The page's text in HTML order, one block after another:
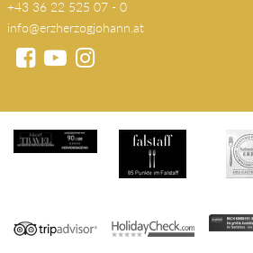
A-8990 Bad Aussee
+43 36 22 525 07 - 0
info@erzherzogjohann.at